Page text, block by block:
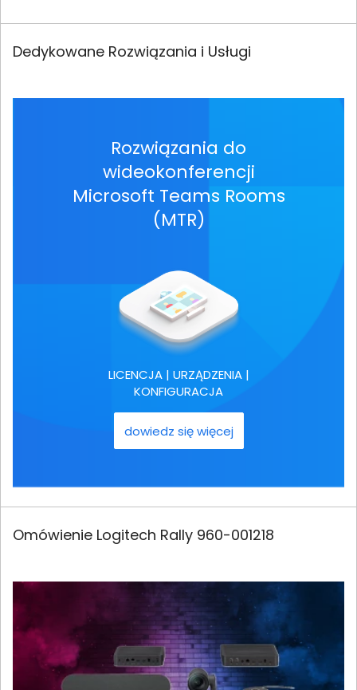
Dedykowane Rozwiązania i Usługi
Rozwiązania do
wideokonferencji
Microsoft Teams Rooms
(MTR)
LICENCJA | URZĄDZENIA |
KONFIGURACJA
dowiedz się więcej
Omówienie Logitech Rally 960-001218